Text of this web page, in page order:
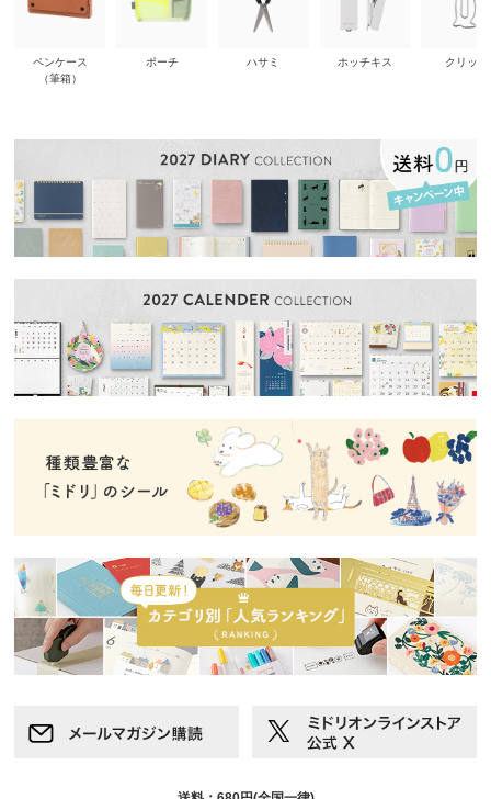
ペンケース
（筆箱）
ポーチ ハサミ ホッチキス クリップ